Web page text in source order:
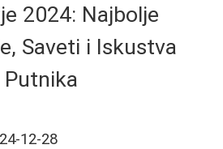
2024: Najbolje
Saveti i Iskustva
Putnika
12-28